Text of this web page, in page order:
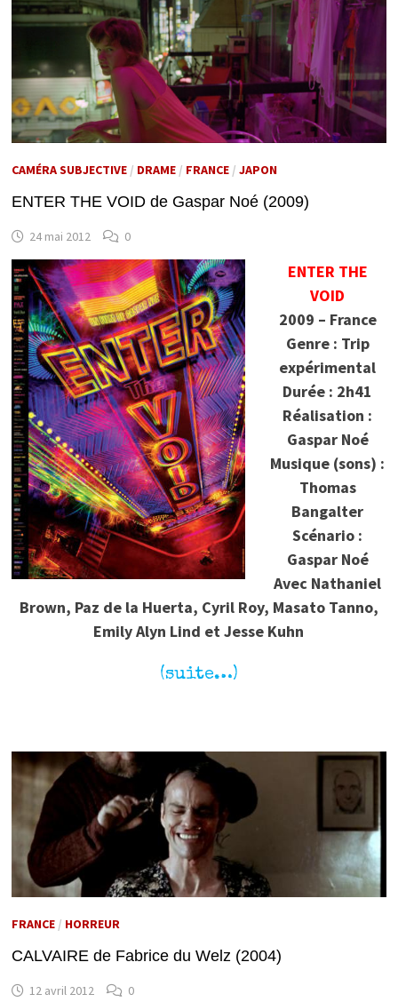
CAMÉRA SUBJECTIVE/ DRAME/ FRANCE/ JAPON
ENTER THE VOID de Gaspar Noé (2009)
24 mai 2012 0
ENTER THE
VOID
2009 – France
Genre : Trip
expérimental
Durée : 2h41
Réalisation :
Gaspar Noé
Musique (sons) :
Thomas
Bangalter
Scénario :
Gaspar Noé
Avec Nathaniel
Brown, Paz de la Huerta, Cyril Roy, Masato Tanno,
Emily Alyn Lind et Jesse Kuhn
(suite…)
FRANCE/ HORREUR
CALVAIRE de Fabrice du Welz (2004)
12 avril 2012 0